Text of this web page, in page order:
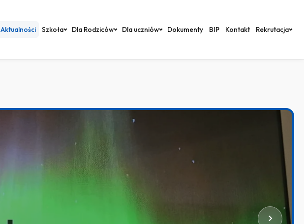
Aktualności Szkoła Dla Rodziców Dla uczniów Dokumenty BIP Kontakt Rekrutacja